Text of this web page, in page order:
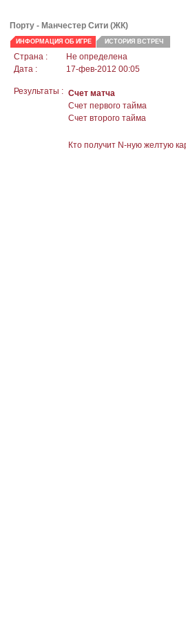
Порту - Манчестер Сити (ЖК)
ИНФОРМАЦИЯ ОБ ИГРЕ ИСТОРИЯ ВСТРЕЧ
Страна :
Не определена
Дата :
17-фев-2012 00:05
Результаты : Счет матча
Счет первого тайма
Счет второго тайма
Кто получит N-ную желтую